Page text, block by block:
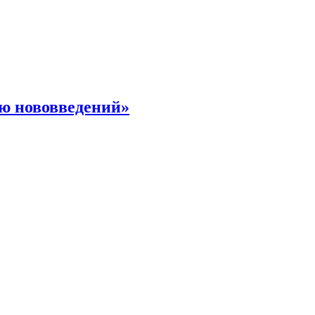
нововведений»